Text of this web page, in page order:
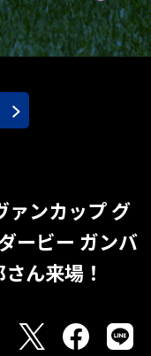
ァンカップ グ
ービー ガンバ
ん来場！